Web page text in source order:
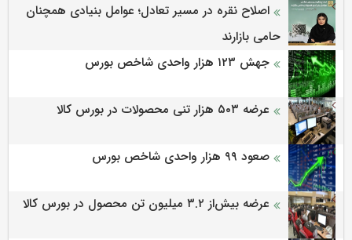
اصلاح نقره در مسیر تعادل؛ عوامل بنیادی همچنان
حامی بازارند
جهش ۱۲۳ هزار واحدی شاخص بورس
عرضه ۵۰۳ هزار تنی محصولات در بورس کالا
صعود ۹۹ هزار واحدی شاخص بورس
عرضه بیش‌از ۳.۲ میلیون تن محصول در بورس کالا